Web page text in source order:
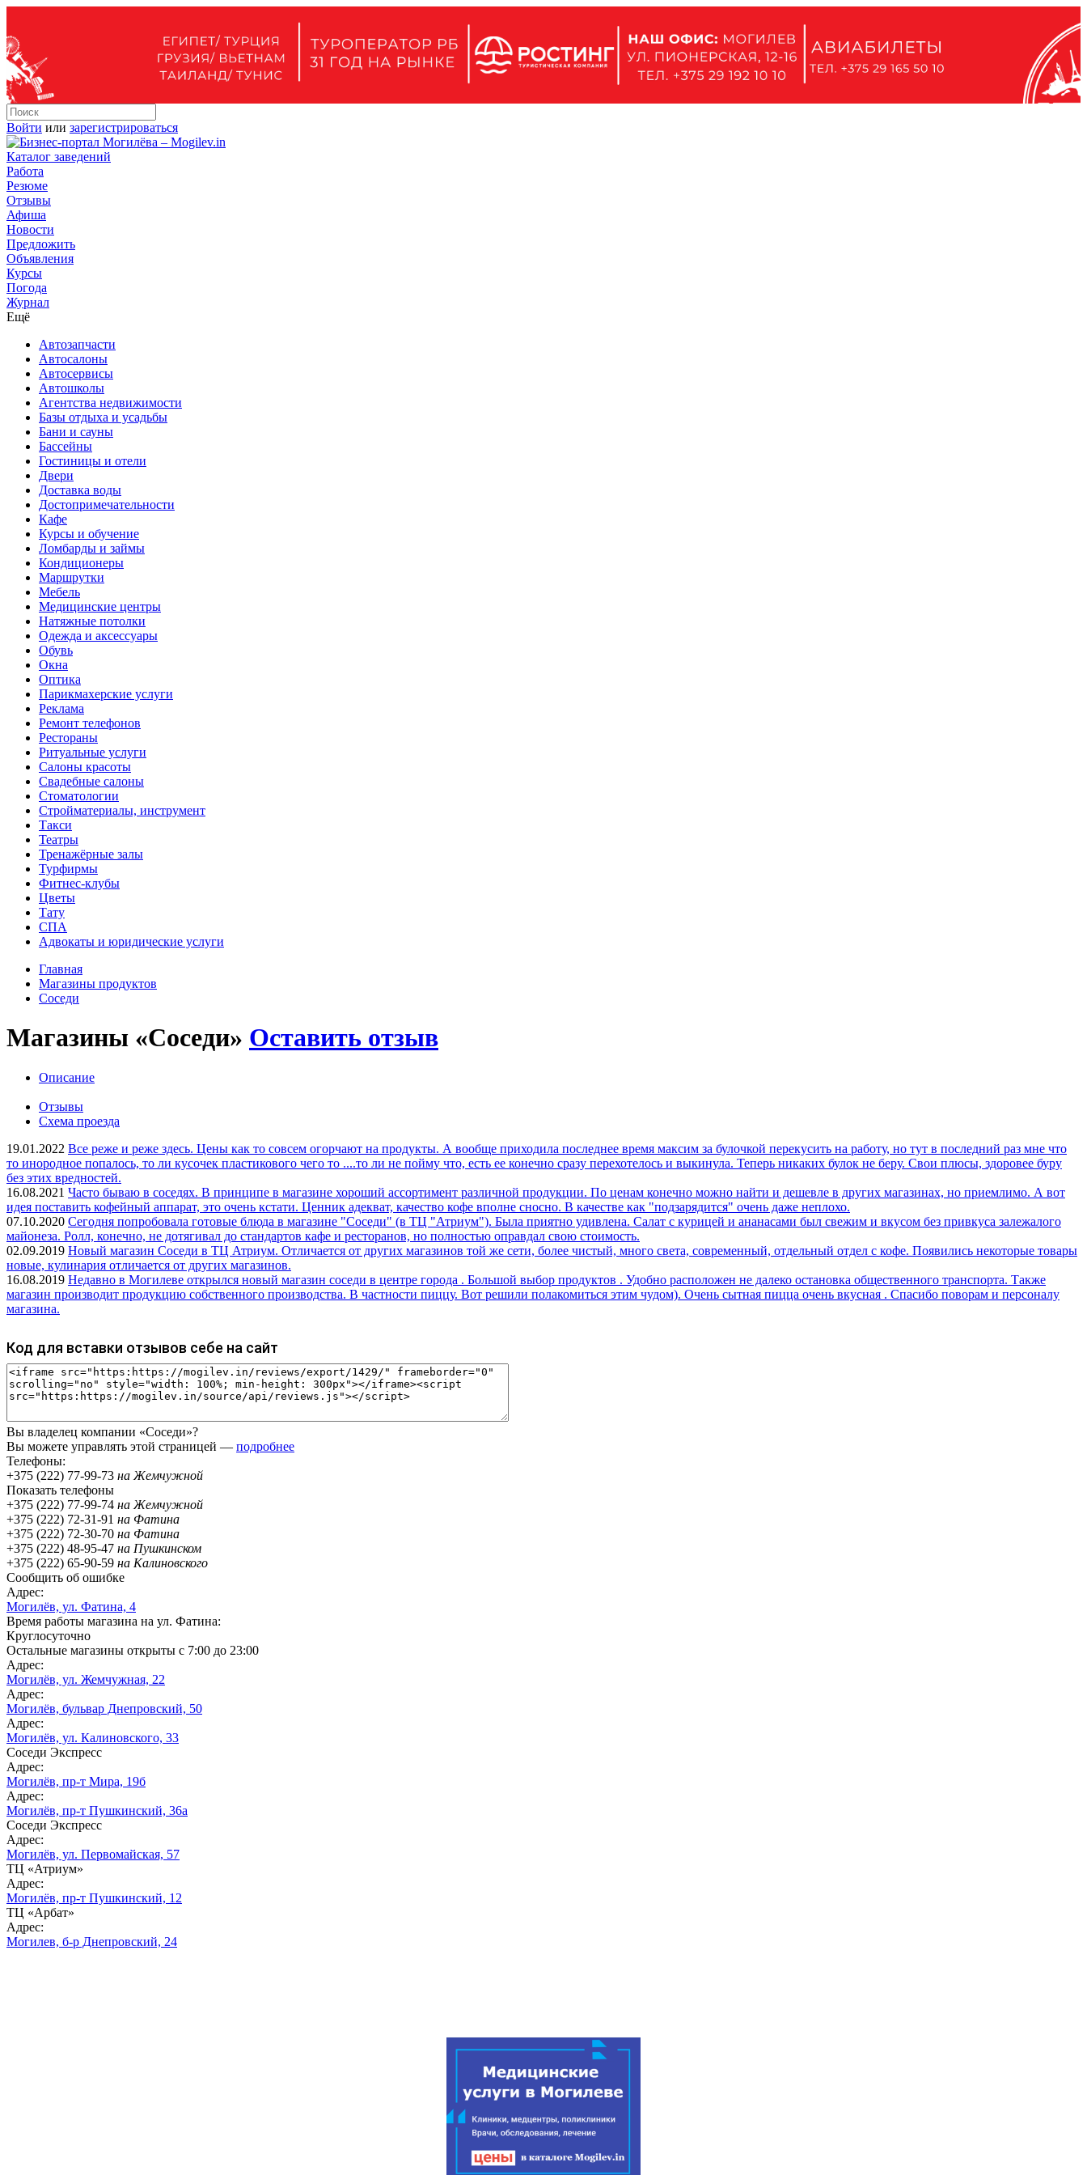
Войти или зарегистрироваться
Каталог заведений
Работа
Резюме
Отзывы
Афиша
Новости
Предложить
Объявления
Курсы
Погода
Журнал
Ещё
Автозапчасти
Автосалоны
Автосервисы
Автошколы
Агентства недвижимости
Базы отдыха и усадьбы
Бани и сауны
Бассейны
Гостиницы и отели
Двери
Доставка воды
Достопримечательности
Кафе
Курсы и обучение
Ломбарды и займы
Кондиционеры
Маршрутки
Мебель
Медицинские центры
Натяжные потолки
Одежда и аксессуары
Обувь
Окна
Оптика
Парикмахерские услуги
Реклама
Ремонт телефонов
Рестораны
Ритуальные услуги
Салоны красоты
Свадебные салоны
Стоматологии
Стройматериалы, инструмент
Такси
Театры
Тренажёрные залы
Турфирмы
Фитнес-клубы
Цветы
Тату
СПА
Адвокаты и юридические услуги
Главная
Магазины продуктов
Соседи
Магазины «Соседи» Оставить отзыв
Описание
Отзывы
Схема проезда
19.01.2022 Все реже и реже здесь. Цены как то совсем огорчают на продукты. А вообще приходила последнее время максим за булочкой перекусить на работу, но тут в последний раз мне что
то инородное попалось, то ли кусочек пластикового чего то ....то ли не пойму что, есть ее конечно сразу перехотелось и выкинула. Теперь никаких булок не беру. Свои плюсы, здоровее буру
без этих вредностей.
16.08.2021 Часто бываю в соседях. В принципе в магазине хороший ассортимент различной продукции. По ценам конечно можно найти и дешевле в других магазинах, но приемлимо. А вот
идея поставить кофейный аппарат, это очень кстати. Ценник адекват, качество кофе вполне сносно. В качестве как "подзарядится" очень даже неплохо.
07.10.2020 Сегодня попробовала готовые блюда в магазине "Соседи" (в ТЦ "Атриум"). Была приятно удивлена. Салат с курицей и ананасами был свежим и вкусом без привкуса залежалого
майонеза. Ролл, конечно, не дотягивал до стандартов кафе и ресторанов, но полностью оправдал свою стоимость.
02.09.2019 Новый магазин Соседи в ТЦ Атриум. Отличается от других магазинов той же сети, более чистый, много света, современный, отдельный отдел с кофе. Появились некоторые товары
новые, кулинария отличается от других магазинов.
16.08.2019 Недавно в Могилеве открылся новый магазин соседи в центре города . Большой выбор продуктов . Удобно расположен не далеко остановка общественного транспорта. Также
магазин производит продукцию собственного производства. В частности пиццу. Вот решили полакомиться этим чудом). Очень сытная пицца очень вкусная . Спасибо поворам и персоналу
магазина.
Код для вставки отзывов себе на сайт
Вы владелец компании «Соседи»?
Вы можете управлять этой страницей — подробнее
Телефоны:
+375 (222) 77-99-73 на Жемчужной
Показать телефоны
+375 (222) 77-99-74 на Жемчужной
+375 (222) 72-31-91 на Фатина
+375 (222) 72-30-70 на Фатина
+375 (222) 48-95-47 на Пушкинском
+375 (222) 65-90-59 на Калиновского
Сообщить об ошибке
Адрес:
Могилёв, ул. Фатина, 4
Время работы магазина на ул. Фатина:
Круглосуточно
Остальные магазины открыты с 7:00 до 23:00
Адрес:
Могилёв, ул. Жемчужная, 22
Адрес:
Могилёв, бульвар Днепровский, 50
Адрес:
Могилёв, ул. Калиновского, 33
Соседи Экспресс
Адрес:
Могилёв, пр-т Мира, 19б
Адрес:
Могилёв, пр-т Пушкинский, 36а
Соседи Экспресс
Адрес:
Могилёв, ул. Первомайская, 57
ТЦ «Атриум»
Адрес:
Могилёв, пр-т Пушкинский, 12
ТЦ «Арбат»
Адрес:
Могилев, б-р Днепровский, 24